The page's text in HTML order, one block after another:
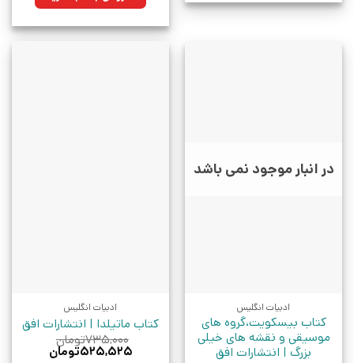
در انبار موجود نمی باشد
ادبیات انگلیس
کتاب بیسکویت،گروه های
موسیقی و نقشه های خیلی
بزرگ | انتشارات افق
ادبیات انگلیس
کتاب ماتیلدا | انتشارات افق
۷۳۵,۰۰۰تومان
قیمت
۵۲۵,۵۲۵تومان